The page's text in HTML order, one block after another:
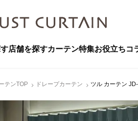
店舗を探すカーテン特集お役立ちコ
テンTOP ドレープカーテン ツル カーテン